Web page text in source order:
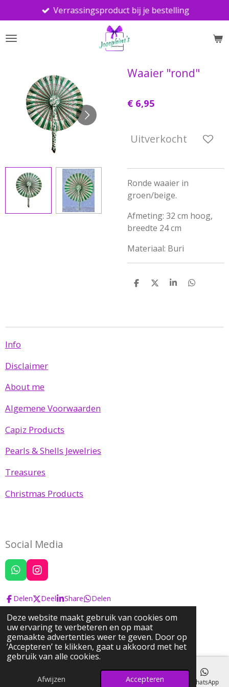
Deze website maakt gebruik van cookies om
uw ervaring te verbeteren en op maat
gemaakte advertenties weer te geven. Door op
‘Accepteren’ te klikken, gaat u akkoord met het
gebruik van alle cookies.
Afwijzen Accepteren
direct
naar
Verrassingsproduct bij je bestelling
Waaier "rond"
€ 6,95
Uitverkocht
Ronde waaier in
groen/beige.
Afmeting: 32 cm hoog,
breedte 24 cm
Materiaal: Buri
D
D
S
D
Info
Disclaimer
About me
Algemene Voorwaarden
Capiz Products
Pearls & Shells Jewelries
Treasures
Christmas Products
Social Media
W
h
a
t
A
p
p
I
n
s
t
a
g
r
a
m
Delen Deel Share Delen
© 2022 Josephine's Pearls & Treasures
Powered by JouwWeb
E-mailadres Telefoonnummer Kaart Instagram WhatsApp